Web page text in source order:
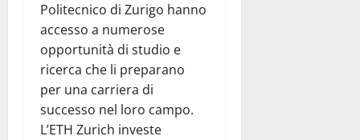
Politecnico di Zurigo hanno
accesso a numerose
opportunità di studio e
ricerca che li preparano
per una carriera di
successo nel loro campo.
L’ETH Zurich investe